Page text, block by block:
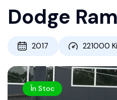
Dodge
2017 221000
În Stoc